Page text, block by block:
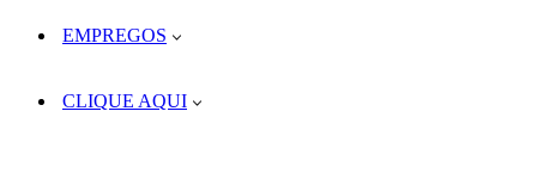
EMPREGOS
CLIQUE AQUI